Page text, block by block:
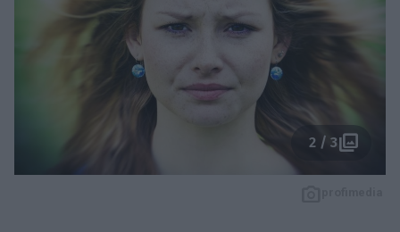
2 / 3